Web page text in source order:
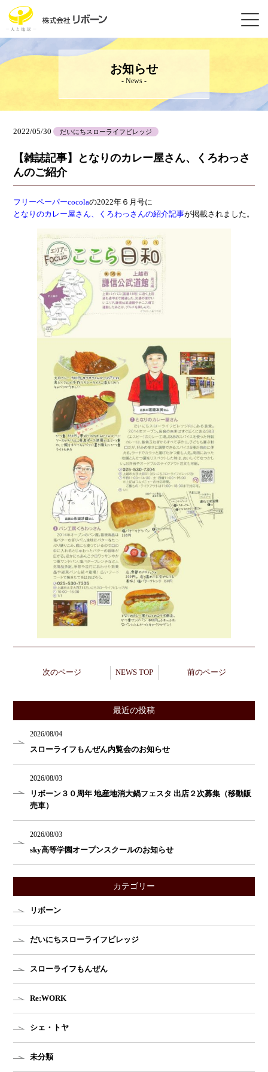
お知らせ
- News -
2022/05/30 だいにちスローライフビレッジ
【雑誌記事】となりのカレー屋さん、くろわっさ
んのご紹介
フリーペーパーcocolaの2022年６月号に
となりのカレー屋さん、くろわっさんの紹介記事が掲載されました。
次のページ NEWS TOP 前のページ
最近の投稿
2026/08/04
スローライフもんぜん内覧会のお知らせ
2026/08/03
リボーン３０周年 地産地消大鍋フェスタ 出店２次募集（移動販
売車）
2026/08/03
sky高等学園オープンスクールのお知らせ
カテゴリー
リボーン
だいにちスローライフビレッジ
スローライフもんぜん
Re:WORK
シェ・トヤ
未分類